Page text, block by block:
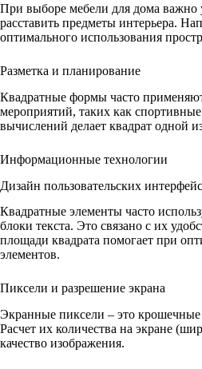
При выборе мебели для дома
расставить предметы интерьера.
оптимального использования
Разметка и планирование
Квадратные формы часто
мероприятий, таких как
вычислений делает квадрат одной
Информационные технологии
Дизайн пользовательских
Квадратные элементы часто
блоки текста. Это связано с их
площади квадрата помогает при
элементов.
Пиксели и разрешение экрана
Экранные пиксели – это крошечные
Расчет их количества на экране
качество изображения.